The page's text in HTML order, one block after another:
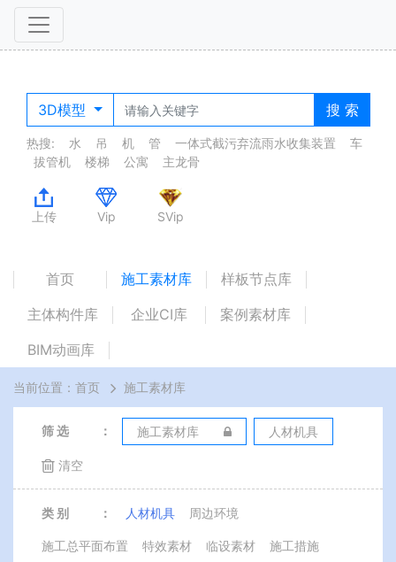
3D模型 搜 索
热搜: 水 吊 机 管 一体式截污弃流雨水收集装置
车
拔管机
楼梯 公寓 主龙骨
上传 Vip SVip
首页 施工素材库
样板节点库
主体构件库
企业CI库
案例素材库
BIM动画库
当前位置： 首页 施工素材库
筛 选 ： 施工素材库 人材机具
清空
类 别 ： 人材机具 周边环境
施工总平面布置 特效素材 临设素材 施工措施